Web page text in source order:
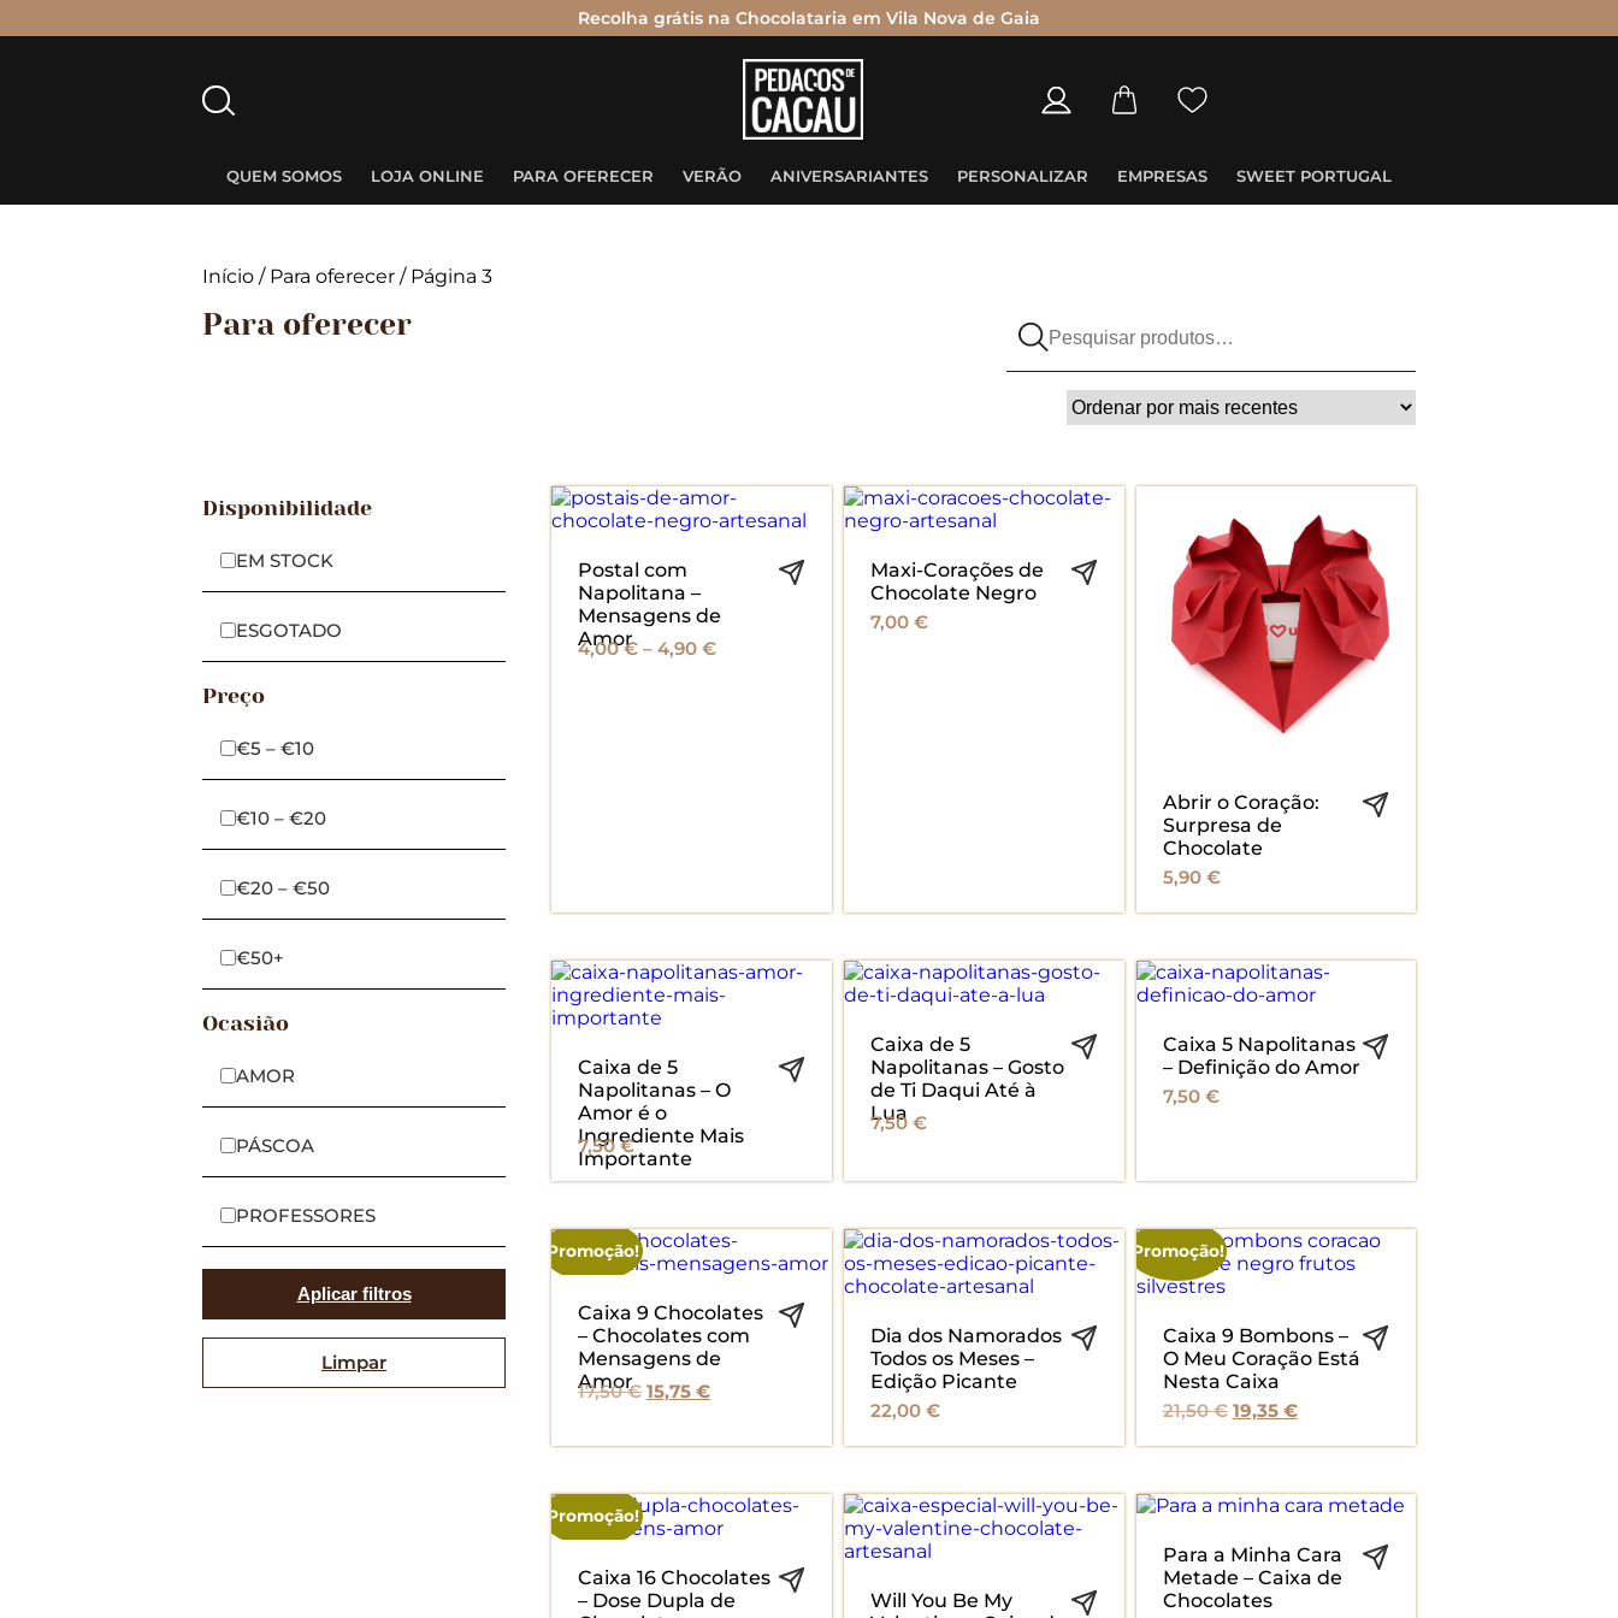
Recolha grátis na Chocolataria em Vila Nova de Gaia
Pesquisar
por:
QUEM SOMOS LOJA ONLINE PARA OFERECER VERÃO ANIVERSARIANTES PERSONALIZAR EMPRESAS SWEET PORTUGAL
Início / Para oferecer / Página 3
Para oferecer
Disponibilidade
EM STOCK
ESGOTADO
Preço
€5 – €10
€10 – €20
€20 – €50
€50+
Ocasião
AMOR
PÁSCOA
PROFESSORES
Aplicar filtros
Limpar
Postal com
Napolitana –
Mensagens de
Amor
4,00€ – 4,90 €Price
Maxi-Corações de
Chocolate Negro
7,00 €
Abrir o Coração:
Surpresa de
Chocolate
5,90 €
Caixa de 5
Napolitanas – O
Amor é o
Ingrediente Mais
Importante
7,50€
Caixa de 5
Napolitanas – Gosto
de Ti Daqui Até à
Lua
7,50 €
Caixa 5 Napolitanas
– Definição do Amor
7,50 €
Promoção!
Caixa 9 Chocolates
– Chocolates com
Mensagens de
Amor
17,50€ O
15,75 €O
Dia dos Namorados
Todos os Meses –
Edição Picante
22,00 €
Promoção!
Caixa 9 Bombons –
O Meu Coração Está
Nesta Caixa
21,50€ O
original
21,50 €.
19,35 €O
atual
19,35 €.
Promoção!
Caixa 16 Chocolates
– Dose Dupla de
Will You Be My
Para a Minha Cara
Metade – Caixa de
Chocolates